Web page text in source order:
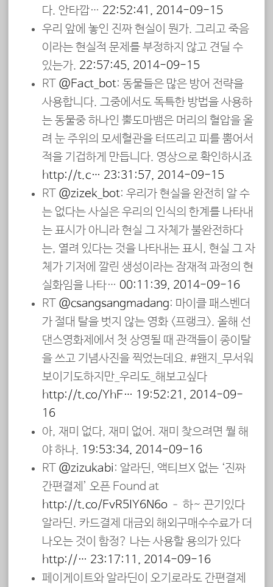
다. 안타깝… 22:52:41, 2014-09-15
우리 앞에 놓인 진짜 현실이 뭔가. 그리고 죽음
이라는 현실적 문제를 부정하지 않고 견딜 수
있는가. 22:57:45, 2014-09-15
RT @Fact_bot: 동물들은 많은 방어 전략을
사용합니다. 그중에서도 독특한 방법을 사용하
는 동물중 하나인 뿔도마뱀은 머리의 혈압을 올
려 눈 주위의 모세혈관을 터뜨리고 피를 뿜어서
적을 기겁하게 만듭니다. 영상으로 확인하시죠
http://t.c… 23:31:57, 2014-09-15
RT @zizek_bot: 우리가 현실을 완전히 알 수
는 없다는 사실은 우리의 인식의 한계를 나타내
는 표시가 아니라 현실 그 자체가 불완전하다
는, 열려 있다는 것을 나타내는 표시, 현실 그 자
체가 기저에 깔린 생성이라는 잠재적 과정의 현
실화임을 나타… 00:11:39, 2014-09-16
RT @csangsangmadang: 마이클 패스벤더
가 절대 탈을 벗지 않는 영화 <프랭크>. 올해 선
댄스영화제에서 첫 상영될 때 관객들이 종이탈
을 쓰고 기념사진을 찍었는데요. #왠지_무서워
보이기도하지만_우리도_해보고싶다
http://t.co/YhF… 19:52:21, 2014-09-
16
아, 재미 없다, 재미 없어. 재미 찾으려면 뭘 해
야 하나. 19:53:34, 2014-09-16
RT @zizukabi: 알라딘, 액티브X 없는 ‘진짜
간편결제’ 오픈 Found at
http://t.co/FvR5IY6N6o – 하~ 끈기있다
알라딘. 카드결제 대금외 해외구매수수료가 더
나오는 것이 함정? 나는 사용할 용의가 있다
http://… 23:17:11, 2014-09-16
페이게이트와 알라딘이 오기로라도 간편결제